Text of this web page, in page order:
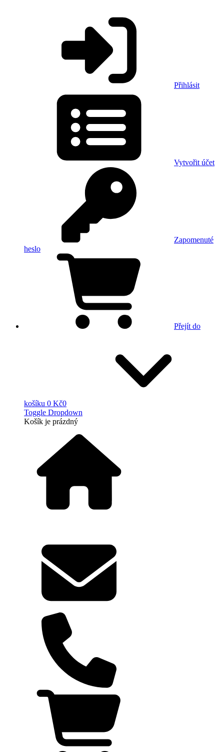
Přihlásit
Vytvořit účet
Zapomenuté
heslo
Přejít do
košíku 0 Kč0
Toggle Dropdown
Košík je prázdný